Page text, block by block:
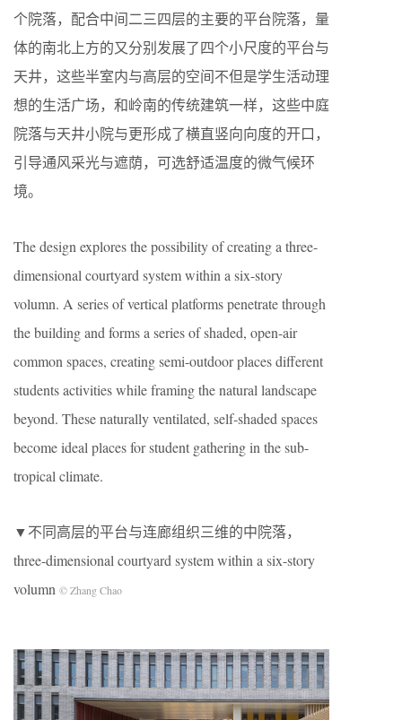
个院落，配合中间二三四层的主要的平台院落，量
体的南北上方的又分别发展了四个小尺度的平台与
天井，这些半室内与高层的空间不但是学生活动理
想的生活广场，和岭南的传统建筑一样，这些中庭
院落与天井小院与更形成了横直竖向向度的开口，
引导通风采光与遮荫，可选舒适温度的微气候环
境。
The design explores the possibility of creating a three-
dimensional courtyard system within a six-story
volumn. A series of vertical platforms penetrate through
the building and forms a series of shaded, open-air
common spaces, creating semi-outdoor places different
students activities while framing the natural landscape
beyond. These naturally ventilated, self-shaded spaces
become ideal places for student gathering in the sub-
tropical climate.
▼不同高层的平台与连廊组织三维的中院落，
three-dimensional courtyard system within a six-story
volumn © Zhang Chao